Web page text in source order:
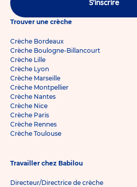
S'inscrire
Trouver une crèche
Crèche Bordeaux
Crèche Boulogne-Billancourt
Crèche Lille
Crèche Lyon
Crèche Marseille
Crèche Montpellier
Crèche Nantes
Crèche Nice
Crèche Paris
Crèche Rennes
Crèche Toulouse
Travailler chez Babilou
Directeur/Directrice de crèche